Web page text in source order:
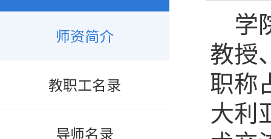
师资简介
教职工名录
导师名录
学
教授
职称
大利